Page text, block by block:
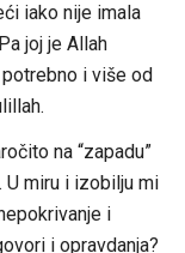
iako nije imala
joj je Allah
i više od
na “zapadu”
miru i izobilju mi
i
i opravdanja?